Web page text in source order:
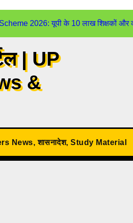
2026: यूपी के 10 लाख शिक्षकों और
| UP
&
News, शासनादेश, Study Material